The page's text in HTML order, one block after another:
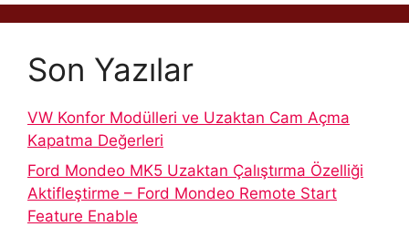
Son Yazılar
VW Konfor Modülleri ve Uzaktan Cam Açma
Kapatma Değerleri
Ford Mondeo MK5 Uzaktan Çalıştırma Özelliği
Aktifleştirme – Ford Mondeo Remote Start
Feature Enable